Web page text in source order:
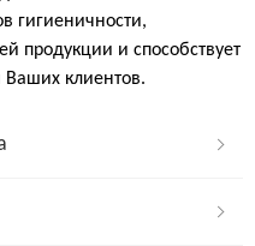
гигиеничности,
продукции и способствует
клиентов.